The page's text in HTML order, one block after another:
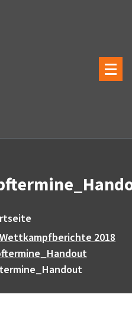
Wettkampfberichte 2018